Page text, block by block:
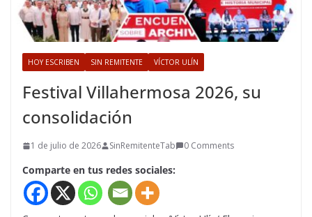
HOY ESCRIBEN SIN REMITENTE VÍCTOR ULÍN
Festival Villahermosa 2026, su
consolidación
1 de julio de 2026 SinRemitenteTab 0 Comments
Comparte en tus redes sociales: